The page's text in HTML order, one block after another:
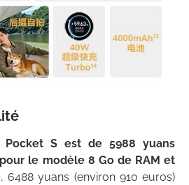
S est de 5988 yuans
le modèle 8 Go de RAM et
, 6488 yuans (environ 910 euros)